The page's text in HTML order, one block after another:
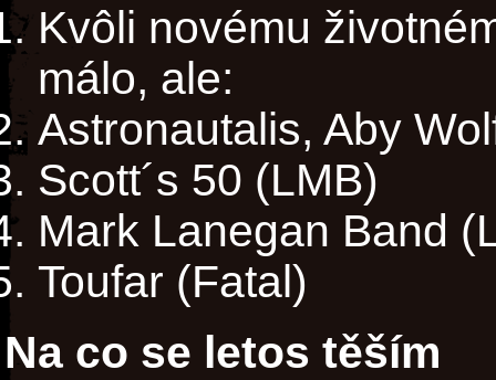
Kvôli novému
málo, ale:
Astronautalis, Aby
Scott´s 50 (LMB)
Mark Lanegan Band
Toufar (Fatal)
Na co se letos těším